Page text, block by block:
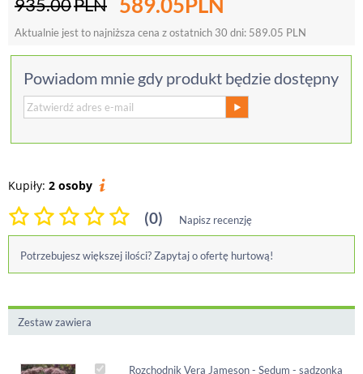
935.00PLN
Aktualnie jest to najniższa cena z ostatnich 30 dni: 589.05 PLN
Powiadom mnie gdy produkt będzie dostępny
Kupiły: 2 osoby
(0) Napisz recenzję
Potrzebujesz większej ilości? Zapytaj o ofertę hurtową!
Zestaw zawiera
Rozchodnik Vera Jameson - Sedum - sadzonka